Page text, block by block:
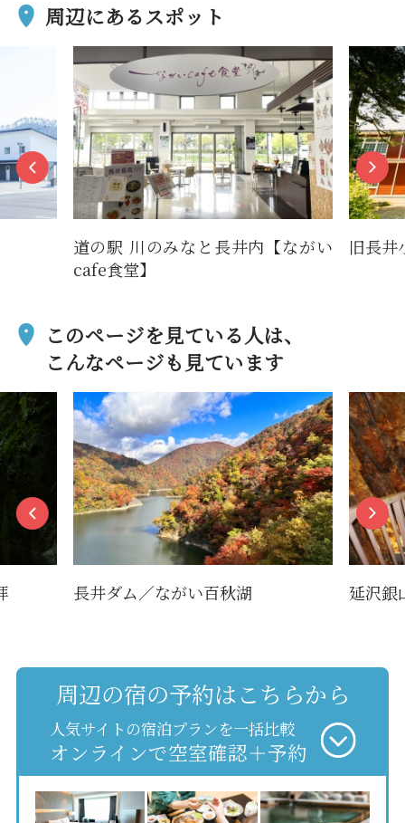
周辺にあるスポット
道の駅 川のみなと長井内【ながい
cafe食堂】
旧長井
このページを見ている人は、
こんなページも見ています
長井ダム／ながい百秋湖 延沢銀
周辺の宿の予約はこちらから
人気サイトの宿泊プランを一括比較
オンラインで空室確認＋予約